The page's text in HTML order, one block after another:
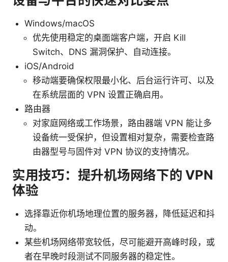
Windows/macOS
优先使用稳定的桌面端客户端，开启 Kill
Switch、DNS 漏洞保护、自动连接。
iOS/Android
移动端要确保权限最小化、后台运行许可、以及
在系统层面的 VPN 设置正确启用。
路由器
对家庭网络或工作场景，路由器端 VPN 能让多
设备统一受保护，但设置相对复杂，需要检查路
由器型号与固件对 VPN 协议的支持情况。
实用技巧：提升机场网络下的 VPN
体验
选择靠近你机场地理位置的服务器，降低延迟和抖
动。
某些机场网络带宽较低，尽可能避开高峰时段，或
者在早晚时段测试不同服务器的稳定性。